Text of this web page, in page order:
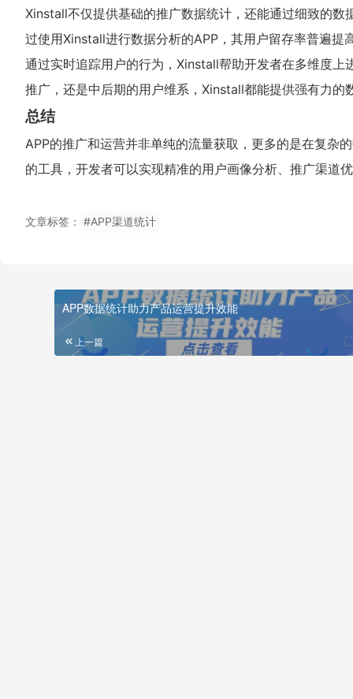
Xinstall不仅提供基础的推广数据统计，还能通过细致的
过使用Xinstall进行数据分析的APP，其用户留存率普遍
通过实时追踪用户的行为，Xinstall帮助开发者在多维度
推广，还是中后期的用户维系，Xinstall都能提供强有力的
总结
APP的推广和运营并非单纯的流量获取，更多的是在复杂
的工具，开发者可以实现精准的用户画像分析、推广渠道
文章标签： #APP渠道统计
APP数据统计助力产品运营提升效能
上一篇